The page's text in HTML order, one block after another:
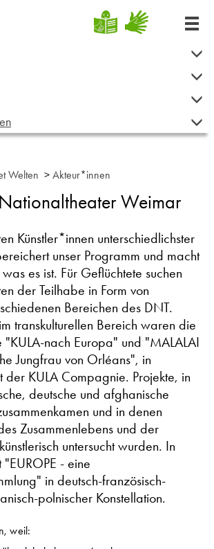
Welten >Akteur*innen
Weimar
Künstler*innen unterschiedlichster
unser Programm und macht
es ist. Für Geflüchtete suchen
der Teilhabe in Form von
Bereichen des DNT.
transkulturellen Bereich waren die
"KULA-nach Europa" und "MALALAI
Jungfrau von Orléans", in
der KULA Compagnie. Projekte, in
deutsche und afghanische
und in denen
Zusammenlebens und der
untersucht wurden. In
- eine
in deutsch-französisch-
polnischer Konstellation.
weil: